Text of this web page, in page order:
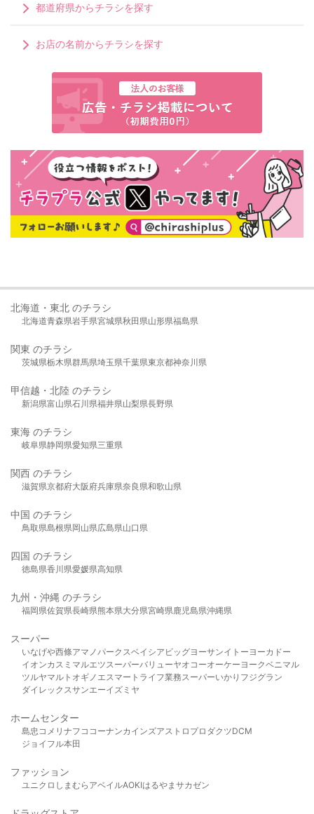
都道府県からチラシを探す
お店の名前からチラシを探す
北海道・東北 のチラシ
北海道青森県岩手県宮城県秋田県山形県福島県
関東 のチラシ
茨城県栃木県群馬県埼玉県千葉県東京都神奈川県
甲信越・北陸 のチラシ
新潟県富山県石川県福井県山梨県長野県
東海 のチラシ
岐阜県静岡県愛知県三重県
関西 のチラシ
滋賀県京都府大阪府兵庫県奈良県和歌山県
中国 のチラシ
鳥取県島根県岡山県広島県山口県
四国 のチラシ
徳島県香川県愛媛県高知県
九州・沖縄 のチラシ
福岡県佐賀県長崎県熊本県大分県宮崎県鹿児島県沖縄県
スーパー
いなげや西條アマノパークスベイシア ビッグヨーサンイトーヨーカドー
イオンカスミ マルエツスーパーバリューヤオコーオーケー ヨークベニマル
ツルヤマルト オギノ エスマート ライフ業務スーパーいかり フジグラン
ダイレックスサンエーイズミヤ
ホームセンター
島忠 コメリ ナフコ コーナンカインズアストロプロダクツDCM
ジョイフル本田
ファッション
ユニクロ しまむら アベイルAOKIはるやま サカゼン